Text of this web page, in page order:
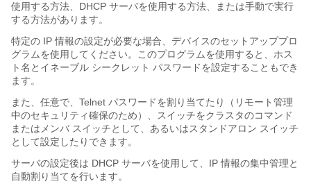
使用する方法、DHCP サーバを使用する方法、または手動で実行
する方法があります。
特定の IP 情報の設定が必要な場合、デバイスのセットアッププロ
グラムを使用してください。このプログラムを使用すると、ホス
ト名とイネーブル シークレット パスワードを設定することもでき
ます。
また、任意で、Telnet パスワードを割り当てたり（リモート管理
中のセキュリティ確保のため）、スイッチをクラスタのコマンド
またはメンバ スイッチとして、あるいはスタンドアロン スイッチ
として設定したりできます。
サーバの設定後は DHCP サーバを使用して、IP 情報の集中管理と
自動割り当てを行います。